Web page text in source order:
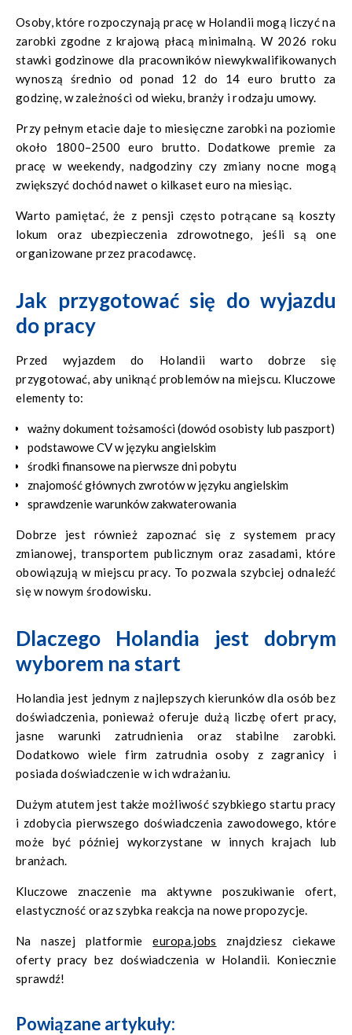
Osoby, które rozpoczynają pracę w Holandii mogą liczyć na
zarobki zgodne z krajową płacą minimalną. W 2026 roku
stawki godzinowe dla pracowników niewykwalifikowanych
wynoszą średnio od ponad 12 do 14 euro brutto za
godzinę, w zależności od wieku, branży i rodzaju umowy.
Przy pełnym etacie daje to miesięczne zarobki na poziomie
około 1800–2500 euro brutto. Dodatkowe premie za
pracę w weekendy, nadgodziny czy zmiany nocne mogą
zwiększyć dochód nawet o kilkaset euro na miesiąc.
Warto pamiętać, że z pensji często potrącane są koszty
lokum oraz ubezpieczenia zdrowotnego, jeśli są one
organizowane przez pracodawcę.
Jak przygotować się do wyjazdu
do pracy
Przed wyjazdem do Holandii warto dobrze się
przygotować, aby uniknąć problemów na miejscu. Kluczowe
elementy to:
ważny dokument tożsamości (dowód osobisty lub paszport)
podstawowe CV w języku angielskim
środki finansowe na pierwsze dni pobytu
znajomość głównych zwrotów w języku angielskim
sprawdzenie warunków zakwaterowania
Dobrze jest również zapoznać się z systemem pracy
zmianowej, transportem publicznym oraz zasadami, które
obowiązują w miejscu pracy. To pozwala szybciej odnaleźć
się w nowym środowisku.
Dlaczego Holandia jest dobrym
wyborem na start
Holandia jest jednym z najlepszych kierunków dla osób bez
doświadczenia, ponieważ oferuje dużą liczbę ofert pracy,
jasne warunki zatrudnienia oraz stabilne zarobki.
Dodatkowo wiele firm zatrudnia osoby z zagranicy i
posiada doświadczenie w ich wdrażaniu.
Dużym atutem jest także możliwość szybkiego startu pracy
i zdobycia pierwszego doświadczenia zawodowego, które
może być później wykorzystane w innych krajach lub
branżach.
Kluczowe znaczenie ma aktywne poszukiwanie ofert,
elastyczność oraz szybka reakcja na nowe propozycje.
Na naszej platformieeuropa.jobs znajdziesz ciekawe
oferty pracy bez doświadczenia w Holandii. Koniecznie
sprawdź!
Powiązane artykuły: